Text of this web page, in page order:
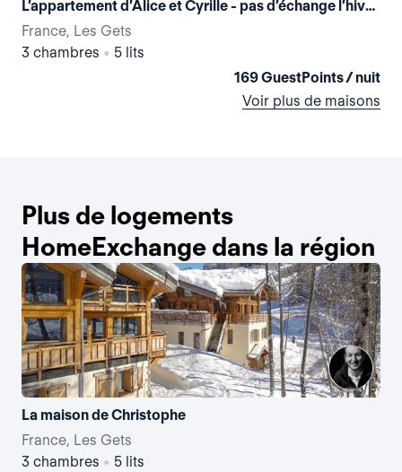
L’appartement d’Alice et Cyrille - pas d’échange l’hiver merci!
France, Les Gets
3 chambres • 5 lits
169 GuestPoints / nuit
Voir plus de maisons
Plus de logements
HomeExchange dans la région
La maison de Christophe
France, Les Gets
3 chambres • 5 lits